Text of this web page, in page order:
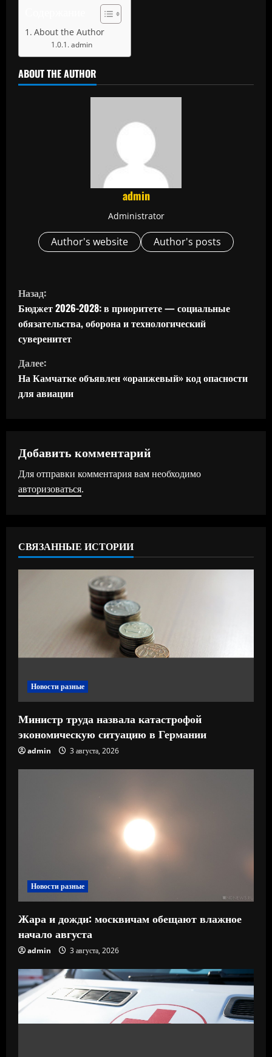
About the Author
admin
ABOUT THE AUTHOR
admin
Administrator
Author's website Author's posts
П
р
о
д
о
и
т
ч
т
Назад:
Бюджет 2026-2028: в приоритете — социальные
обязательства, оборона и технологический
суверенитет
Далее:
На Камчатке объявлен «оранжевый» код опасности
для авиации
Добавить комментарий
Для отправки комментария вам необходимо
авторизоваться.
СВЯЗАННЫЕ ИСТОРИИ
Новости разные
Министр труда назвала катастрофой
экономическую ситуацию в Германии
admin 3 августа, 2026
Новости разные
Жара и дожди: москвичам обещают влажное
начало августа
admin 3 августа, 2026